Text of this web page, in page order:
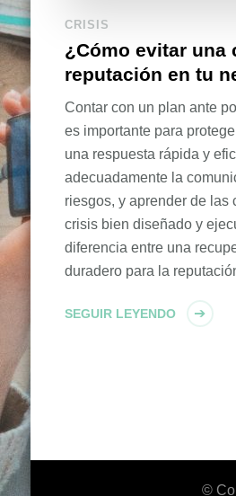
CRISIS
¿Cómo evitar una
reputación en tu
Contar con un plan ante
es importante para
una respuesta rápida y
adecuadamente la
riesgos, y aprender de las
crisis bien diseñado y
diferencia entre una
duradero para la
SEGUIR LEYENDO
©